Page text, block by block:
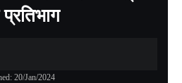
20/Jan/2024